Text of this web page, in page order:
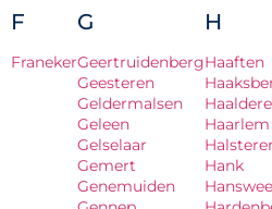
F
Franeker
G
Geertruidenberg
Geesteren
Geldermalsen
Geleen
Gelselaar
Gemert
Genemuiden
H
Haaften
Haarlem
Hank